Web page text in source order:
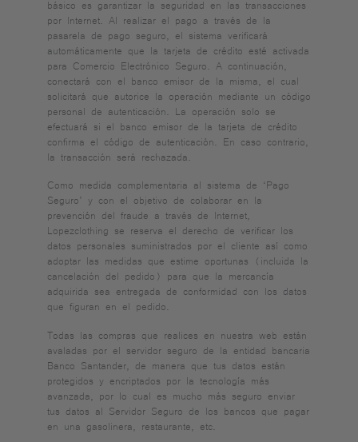
básico es garantizar la seguridad en las transacciones
por Internet. Al realizar el pago a través de la
pasarela de pago seguro, el sistema verificará
automáticamente que la tarjeta de crédito esté activada
para Comercio Electrónico Seguro. A continuación,
conectará con el banco emisor de la misma, el cual
solicitará que autorice la operación mediante un código
personal de autenticación. La operación solo se
efectuará si el banco emisor de la tarjeta de crédito
confirma el código de autenticación. En caso contrario,
la transacción será rechazada.
Como medida complementaria al sistema de ‘Pago
Seguro’ y con el objetivo de colaborar en la
prevención del fraude a través de Internet,
Lopezclothing se reserva el derecho de verificar los
datos personales suministrados por el cliente así como
adoptar las medidas que estime oportunas (incluida la
cancelación del pedido) para que la mercancía
adquirida sea entregada de conformidad con los datos
que figuran en el pedido.
Todas las compras que realices en nuestra web están
avaladas por el servidor seguro de la entidad bancaria
Banco Santander, de manera que tus datos están
protegidos y encriptados por la tecnología más
avanzada, por lo cual es mucho más seguro enviar
tus datos al Servidor Seguro de los bancos que pagar
en una gasolinera, restaurante, etc.